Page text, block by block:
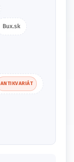
Bux.sk
ANTIKVARIÁT